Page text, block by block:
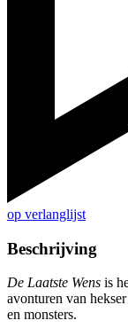
op verlanglijst
Beschrijving
De Laatste Wens is
avonturen van
en monsters.